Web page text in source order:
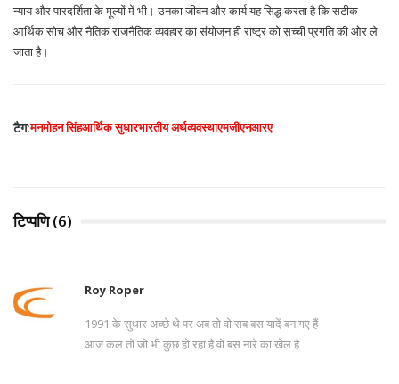
न्याय और पारदर्शिता के मूल्यों में भी। उनका जीवन और कार्य यह सिद्ध करता है कि सटीक
आर्थिक सोच और नैतिक राजनैतिक व्यवहार का संयोजन ही राष्ट्र को सच्ची प्रगति की ओर ले
जाता है।
टैग:मनमोहन सिंहआर्थिक सुधारभारतीय अर्थव्यवस्थाएमजीएनआरए
टिप्पणि (6)
Roy Roper
1991 के सुधार अच्छे थे पर अब तो वो सब बस यादें बन गए हैं
आज कल तो जो भी कुछ हो रहा है वो बस नारे का खेल है